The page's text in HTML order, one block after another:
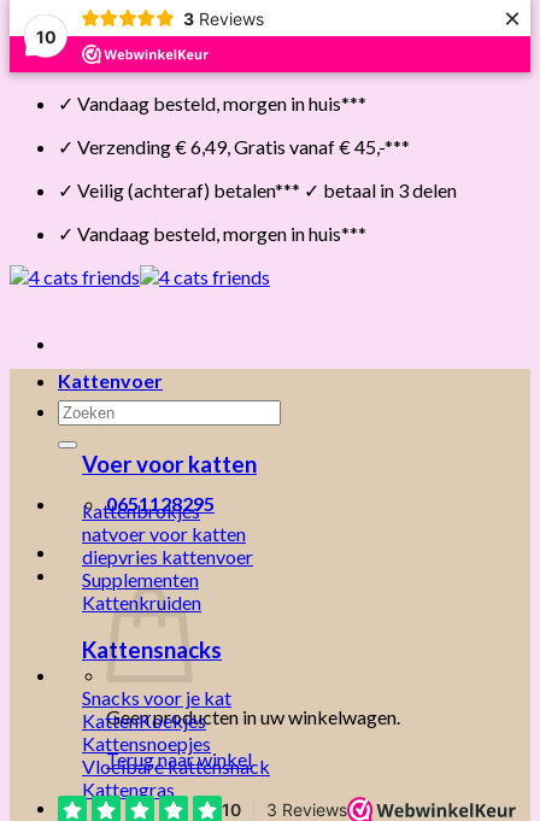
10
3 Reviews ×
Skip
✓ Vandaag besteld, morgen in huis***
✓ Verzending € 6,49, Gratis vanaf € 45,-***
✓ Veilig (achteraf) betalen*** ✓ betaal in 3 delen
✓ Vandaag besteld, morgen in huis***
Zoeken
naar:
0651128295
Geen producten in uw winkelwagen.
Terug naar winkel
Kattenvoer
Voer voor katten
kattenbrokjes
natvoer voor katten
diepvries kattenvoer
Supplementen
Kattenkruiden
Kattensnacks
Snacks voor je kat
KattenKoekjes
Kattensnoepjes
Vloeibare kattensnack
Kattengras